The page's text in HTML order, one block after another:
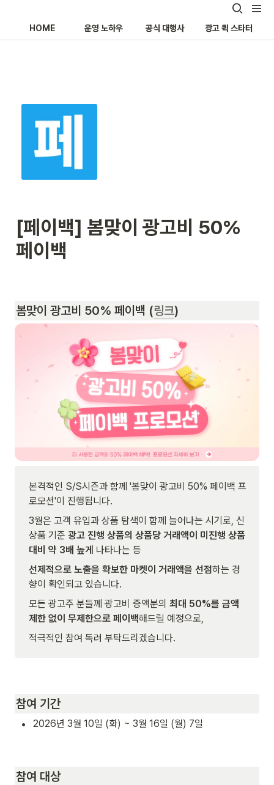
HOME 운영 노하우 공식 대행사 광고 퀵 스타터
[페이백] 봄맞이 광고비 50%
페이백
봄맞이 광고비 50% 페이백 (링크)
본격적인 S/S시즌과 함께 '봄맞이 광고비 50% 페이백 프
로모션'이 진행됩니다.
3월은 고객 유입과 상품 탐색이 함께 늘어나는 시기로, 신
상품 기준 광고 진행 상품의 상품당 거래액이 미진행 상품
대비 약 3배 높게 나타나는 등
선제적으로 노출을 확보한 마켓이 거래액을 선점하는 경
향이 확인되고 있습니다.
모든 광고주 분들께 광고비 증액분의 최대 50%를 금액
제한 없이 무제한으로 페이백해드릴 예정으로,
적극적인 참여 독려 부탁드리겠습니다.
참여 기간
• 2026년 3월 10일 (화) ~ 3월 16일 (월) 7일
참여 대상